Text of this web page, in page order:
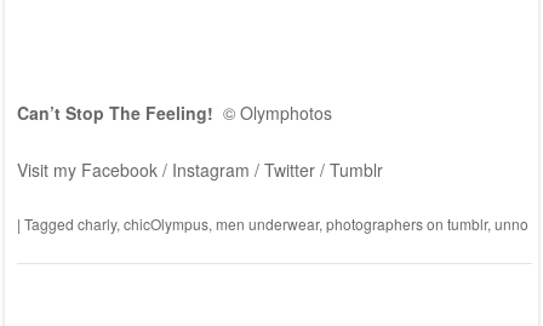
Can’t Stop The Feeling! © Olymphotos
Visit my Facebook / Instagram / Twitter / Tumblr
| Tagged charly, chicOlympus, men underwear, photographers on tumblr, unno